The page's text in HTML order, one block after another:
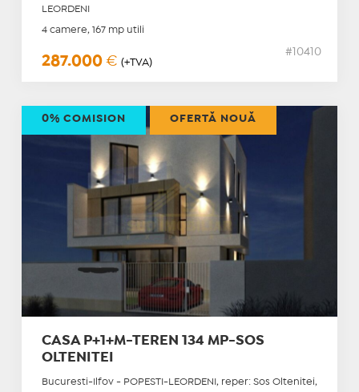
LEORDENI
4 camere, 167 mp utili
287.000 € (+TVA)
#10410
CASA P+1+M-TEREN 134 MP-SOS
OLTENITEI
Bucuresti-Ilfov - POPESTI-LEORDENI, reper: Sos Oltenitei,
0% COMISION OFERTĂ NOUĂ